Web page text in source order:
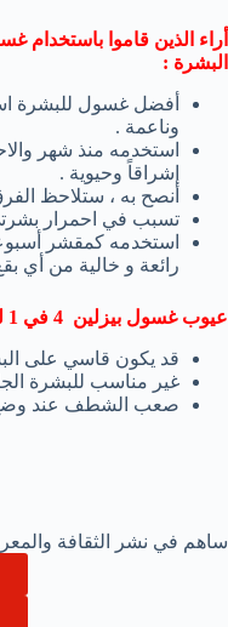
البشرة :
أفضل غسول للبشرة
وناعمة .
استخدمه منذ شهر
إشراقاً وحيوية .
أنصح به ، ستلاحظ
تسبب في احمرار بشرتي
استخدمه كمقشر
رائعة و خالية من أي
عيوب غسول بيزلين 4 في 1 لتفتيح البشرة :
قد يكون قاسي على
غير مناسب للبشرة
صعب الشطف عند وضع
ساهم في نشر الثقافة